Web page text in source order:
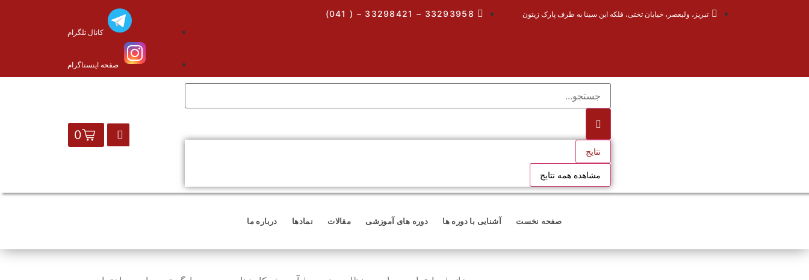
تبریز، ولیعصر، خیابان تختی، فلکه ابن سینا به طرف پارک زیتون 33293958 – 33298421 – ( 041)
کانال تلگرام
صفحه اینستاگرام
نتایج
مشاهده همه نتایج
0
صفحه نخست آشنایی با دوره ها دوره های آموزشی مقالات نمادها درباره ما